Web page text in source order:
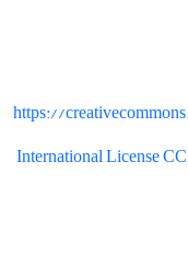
https://
International License